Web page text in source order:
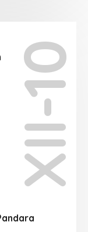
XII-10